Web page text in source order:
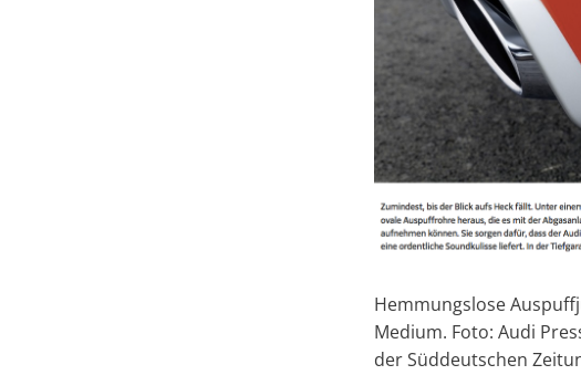
Hemmungslose
Medium. Foto: Audi
der Süddeutschen